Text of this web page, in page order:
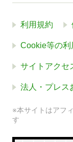
利用規約
Cookie等の利
サイトアクセ
法人・プレス
※本サイトはアフ
す